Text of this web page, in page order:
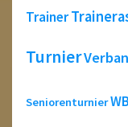
Trainer
Turnier
Seniorenturnier